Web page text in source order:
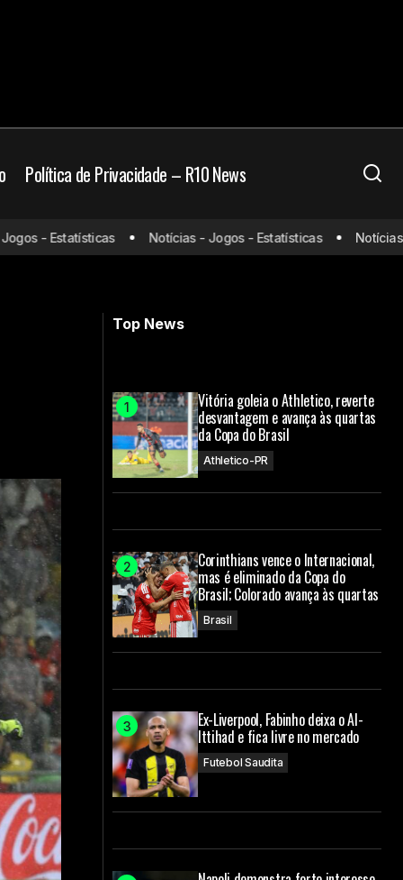
Política de Privacidade – R10 News
Uefa define confrontos das oitavas da
Champions com duelos de peso
- Estatísticas Notícias - Jogos - Estatísticas Notícias -
Top News
Vitória goleia o Athletico, reverte
desvantagem e avança às quartas
da Copa do Brasil
Athletico-PR
Corinthians vence o Internacional,
mas é eliminado da Copa do
Brasil; Colorado avança às quartas
Brasil
Ex-Liverpool, Fabinho deixa o Al-
Ittihad e fica livre no mercado
Futebol Saudita